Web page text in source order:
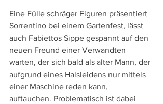
Eine Fülle schräger Figuren präsentiert
Sorrentino bei einem Gartenfest, lässt
auch Fabiettos Sippe gespannt auf den
neuen Freund einer Verwandten
warten, der sich bald als alter Mann, der
aufgrund eines Halsleidens nur mittels
einer Maschine reden kann,
auftauchen. Problematisch ist dabei